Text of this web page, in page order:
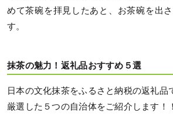
めて茶碗を拝見したあと、お茶碗を出
す。
抹茶の魅力！返礼品おすすめ５選
日本の文化抹茶をふるさと納税の返礼品
厳選した５つの自治体をご紹介します！！